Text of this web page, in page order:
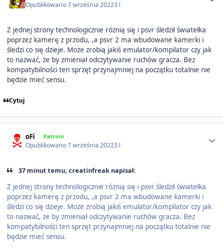
Opublikowano7 września 20223 l
Z jednej strony technologicznie różnią się i psvr śledził światełka
poprzez kamerę z przodu, ,a psvr 2 ma wbudowane kamerki i
śledzi co się dzieje. Może zrobią jakiś emulator/kompilator czy jak
to nazwać, że by zmieniał odczytywanie ruchów gracza. Bez
kompatybilności ten sprzęt przynajmniej na początku totalnie nie
będzie mieć sensu.
Cytuj
oFi Patroni
Opublikowano7 września 20223 l
37 minut temu, creatinfreak napisał:
Z jednej strony technologicznie różnią się i psvr śledził światełka
poprzez kamerę z przodu, ,a psvr 2 ma wbudowane kamerki i
śledzi co się dzieje. Może zrobią jakiś emulator/kompilator czy jak
to nazwać, że by zmieniał odczytywanie ruchów gracza. Bez
kompatybilności ten sprzęt przynajmniej na początku totalnie nie
będzie mieć sensu.